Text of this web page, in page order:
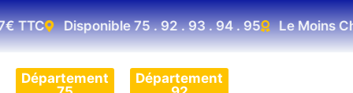
TTC Disponible 75 . 92 . 93 . 94 . 95 Le Moins
Département
Département